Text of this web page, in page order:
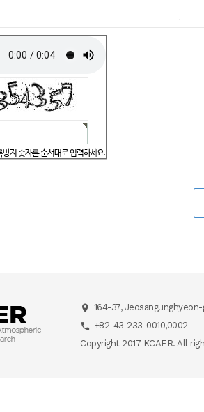
방지 숫자를 순서대로 입력하세요.
164-37,
+82-43-233-0010,0002
Copyright 2017 KCAER. All